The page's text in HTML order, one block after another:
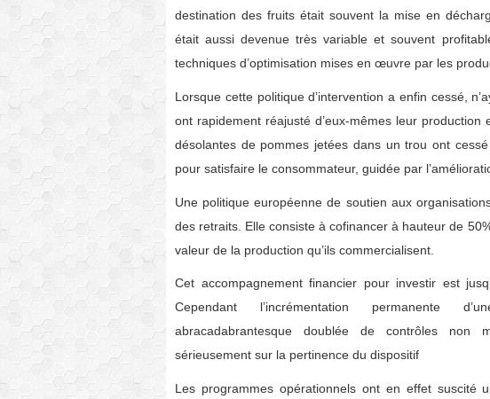
destination des fruits était souvent la mise en
était aussi devenue très variable et souvent
techniques d’optimisation mises en œuvre par les
Lorsque cette politique d’intervention a enfin cessé,
ont rapidement réajusté d’eux-mêmes leur
désolantes de pommes jetées dans un trou ont
pour satisfaire le consommateur, guidée par
Une politique européenne de soutien aux
des retraits. Elle consiste à cofinancer à hauteur de
valeur de la production qu’ils commercialisent.
Cet accompagnement financier pour investir est
Cependant l’incrémentation permanente
abracadabrantesque doublée de contrôles non
sérieusement sur la pertinence du dispositif
Les programmes opérationnels ont en effet suscité